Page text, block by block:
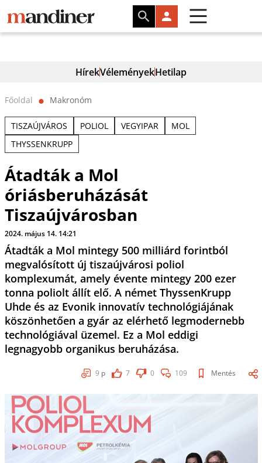
HírekVéleményekHetilap
Főoldal ⬤ Makronóm
TISZAÚJVÁROS POLIOL VEGYIPAR
MOL
THYSSENKRUPP
Átadták a Mol
óriásberuházását
Tiszaújvárosban
2024. május 14. 14:21
Átadták a Mol mintegy 500 milliárd forintból
megvalósított új tiszaújvárosi poliol
komplexumát, amely évente mintegy 200 ezer
tonna poliolt állít elő. A német ThyssenKrupp
Uhde és az Evonik innovatív technológiájának
köszönhetően a gyár az elérhető legmodernebb
technológiával üzemel. Ez a Mol eddigi
legnagyobb organikus beruházása.
9 p 7 0 109 Mentés